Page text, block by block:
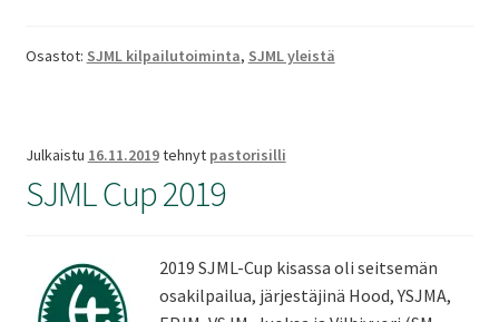
Osastot: SJML kilpailutoiminta, SJML yleistä
Julkaistu 16.11.2019tehnyt pastorisilli
SJML Cup 2019
2019 SJML-Cup kisassa oli seitsemän
osakilpailua, järjestäjinä Hood, YSJMA,